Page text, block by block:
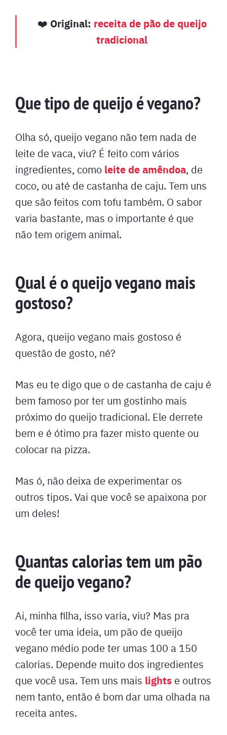
❤️ Original: receita de pão de queijo
tradicional
Que tipo de queijo é vegano?
Olha só, queijo vegano não tem nada de
leite de vaca, viu? É feito com vários
ingredientes, como leite de amêndoa, de
coco, ou até de castanha de caju. Tem uns
que são feitos com tofu também. O sabor
varia bastante, mas o importante é que
não tem origem animal.
Qual é o queijo vegano mais
gostoso?
Agora, queijo vegano mais gostoso é
questão de gosto, né?
Mas eu te digo que o de castanha de caju é
bem famoso por ter um gostinho mais
próximo do queijo tradicional. Ele derrete
bem e é ótimo pra fazer misto quente ou
colocar na pizza.
Mas ó, não deixa de experimentar os
outros tipos. Vai que você se apaixona por
um deles!
Quantas calorias tem um pão
de queijo vegano?
Ai, minha filha, isso varia, viu? Mas pra
você ter uma ideia, um pão de queijo
vegano médio pode ter umas 100 a 150
calorias. Depende muito dos ingredientes
que você usa. Tem uns mais lights e outros
nem tanto, então é bom dar uma olhada na
receita antes.